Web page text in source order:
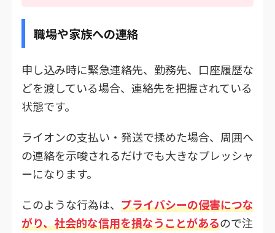
職場や家族への連絡
申し込み時に緊急連絡先、勤務先、口座履歴な
どを渡している場合、連絡先を把握されている
状態です。
ライオンの支払い・発送で揉めた場合、周囲へ
の連絡を示唆されるだけでも大きなプレッシャ
ーになります。
このような行為は、 プライバシーの侵害につな
がり、社会的な信用を損なうことがあるので注